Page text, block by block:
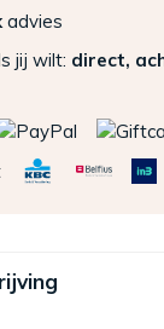
advies
jij wilt: direct,